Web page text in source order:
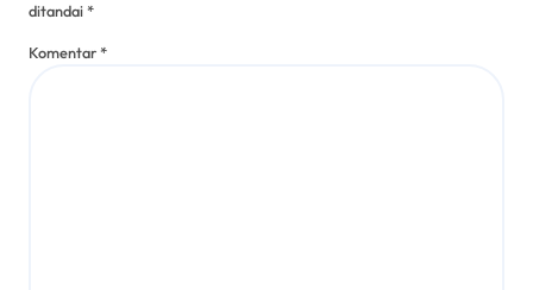
ditandai*
Komentar*